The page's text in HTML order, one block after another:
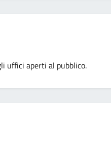
uffici aperti al pubblico.